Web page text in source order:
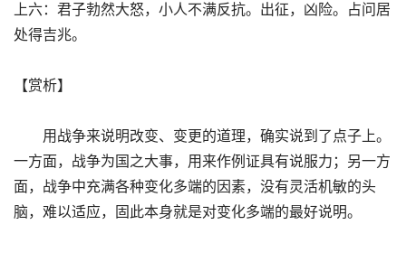
上六：君子勃然大怒，小人不满反抗。出征，凶险。占问居
处得吉兆。
【赏析】
用战争来说明改变、变更的道理，确实说到了点子上。
一方面，战争为国之大事，用来作例证具有说服力；另一方
面，战争中充满各种变化多端的因素，没有灵活机敏的头
脑，难以适应，固此本身就是对变化多端的最好说明。